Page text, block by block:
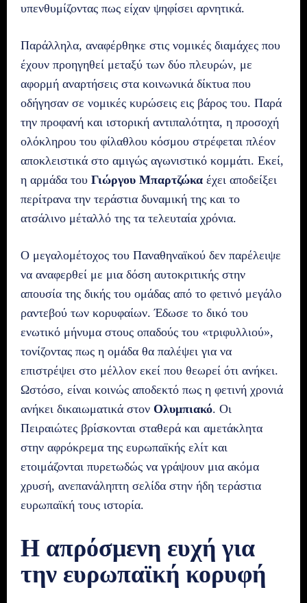
υπενθυμίζοντας πως είχαν ψηφίσει αρνητικά.
Παράλληλα, αναφέρθηκε στις νομικές διαμάχες που
έχουν προηγηθεί μεταξύ των δύο πλευρών, με
αφορμή αναρτήσεις στα κοινωνικά δίκτυα που
οδήγησαν σε νομικές κυρώσεις εις βάρος του. Παρά
την προφανή και ιστορική αντιπαλότητα, η προσοχή
ολόκληρου του φίλαθλου κόσμου στρέφεται πλέον
αποκλειστικά στο αμιγώς αγωνιστικό κομμάτι. Εκεί,
η αρμάδα του Γιώργου Μπαρτζώκα έχει αποδείξει
περίτρανα την τεράστια δυναμική της και το
ατσάλινο μέταλλό της τα τελευταία χρόνια.
Ο μεγαλομέτοχος του Παναθηναϊκού δεν παρέλειψε
να αναφερθεί με μια δόση αυτοκριτικής στην
απουσία της δικής του ομάδας από το φετινό μεγάλο
ραντεβού των κορυφαίων. Έδωσε το δικό του
ενωτικό μήνυμα στους οπαδούς του «τριφυλλιού»,
τονίζοντας πως η ομάδα θα παλέψει για να
επιστρέψει στο μέλλον εκεί που θεωρεί ότι ανήκει.
Ωστόσο, είναι κοινώς αποδεκτό πως η φετινή χρονιά
ανήκει δικαιωματικά στον Ολυμπιακό. Οι
Πειραιώτες βρίσκονται σταθερά και αμετάκλητα
στην αφρόκρεμα της ευρωπαϊκής ελίτ και
ετοιμάζονται πυρετωδώς να γράψουν μια ακόμα
χρυσή, ανεπανάληπτη σελίδα στην ήδη τεράστια
ευρωπαϊκή τους ιστορία.
Η απρόσμενη ευχή για
την ευρωπαϊκή κορυφή